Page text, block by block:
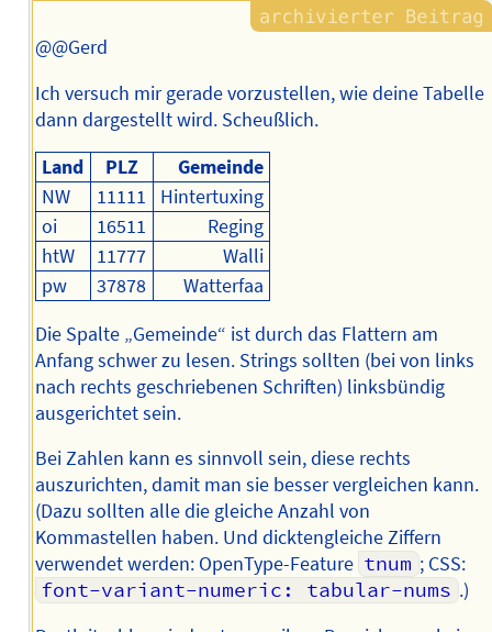
@@Gerd
Ich versuch mir gerade vorzustellen, wie deine Tabelle
dann dargestellt wird. Scheußlich.
Land
PLZ
Gemeinde
NW
11111
Hintertuxing
oi
16511
Reging
htW
11777
Walli
pw
37878
Watterfaa
Die Spalte „Gemeinde“ ist durch das Flattern am
Anfang schwer zu lesen. Strings sollten (bei von links
nach rechts geschriebenen Schriften) linksbündig
ausgerichtet sein.
Bei Zahlen kann es sinnvoll sein, diese rechts
auszurichten, damit man sie besser vergleichen kann.
(Dazu sollten alle die gleiche Anzahl von
Kommastellen haben. Und dicktengleiche Ziffern
verwendet werden: OpenType-Feature tnum ; CSS:
font-variant-numeric: tabular-nums .)